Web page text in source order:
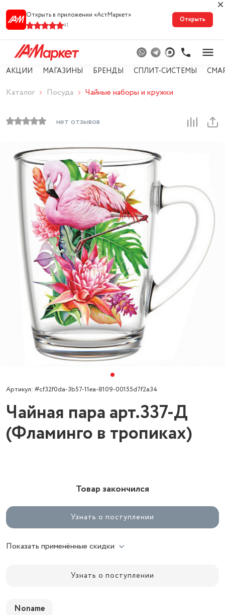
Открыть в приложении «АстМарке‪т‬»
41
Открыть
АКЦИИ МАГАЗИНЫ БРЕНДЫ СПЛИТ-СИСТЕМЫ
Каталог Посуда Чайные наборы и кружки
нет отзывов
Артикул: #cf32f0da-3b57-11ea-8109-00155d7f2a34
Чайная пара арт.337-Д
(Фламинго в тропиках)
Товар закончился
Узнать о поступлении
Показать применённые скидки
Узнать о поступлении
Noname